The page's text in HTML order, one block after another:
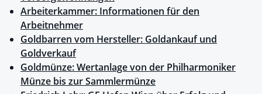
Arbeiterkammer: Informationen für den
Arbeitnehmer
Goldbarren vom Hersteller: Goldankauf und
Goldverkauf
Goldmünze: Wertanlage von der Philharmoniker
Münze bis zur Sammlermünze